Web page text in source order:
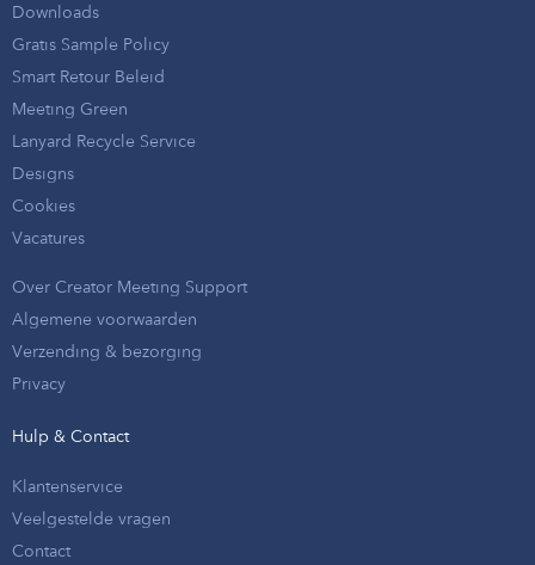
Downloads
Gratis Sample Policy
Smart Retour Beleid
Meeting Green
Lanyard Recycle Service
Designs
Cookies
Vacatures
Over Creator Meeting Support
Algemene voorwaarden
Verzending & bezorging
Privacy
Hulp & Contact
Klantenservice
Veelgestelde vragen
Contact